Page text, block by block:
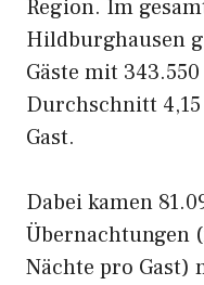
Region. Im
Hildburghausen
Gäste mit
Durchschnitt
Gast.
Dabei kamen
Übernachtungen
Nächte pro Gast)